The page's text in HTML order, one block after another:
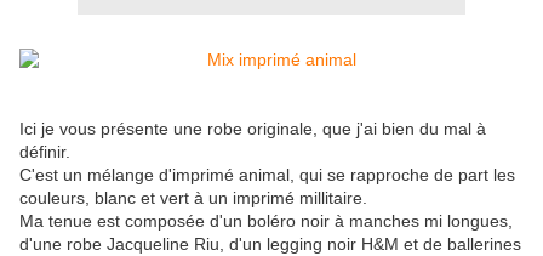
Ici je vous présente une robe originale, que j'ai bien du mal à
définir.
C'est un mélange d'imprimé animal, qui se rapproche de part les
couleurs, blanc et vert à un imprimé millitaire.
Ma tenue est composée d'un boléro noir à manches mi longues,
d'une robe Jacqueline Riu, d'un legging noir H&M et de ballerines